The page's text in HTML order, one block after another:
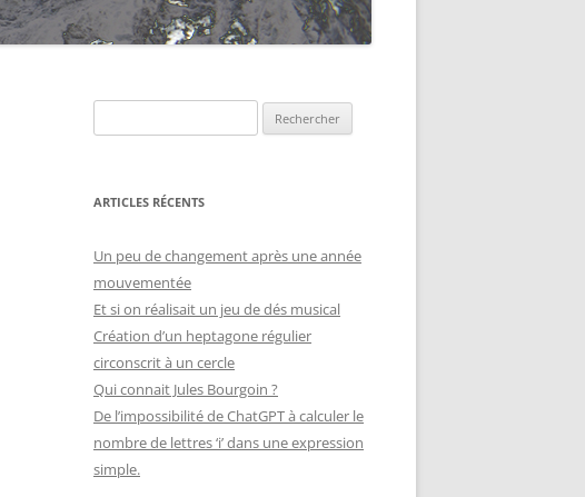
ARTICLES RÉCENTS
Un peu de changement après une année
mouvementée
Et si on réalisait un jeu de dés musical
Création d’un heptagone régulier
circonscrit à un cercle
Qui connait Jules Bourgoin ?
De l’impossibilité de ChatGPT à calculer le
nombre de lettres ‘i’ dans une expression
simple.